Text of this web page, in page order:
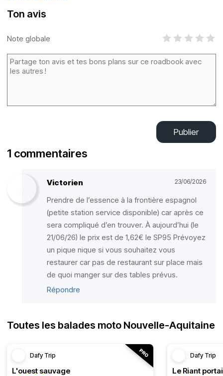
Ton avis
Note globale
Publier
1 commentaires
Victorien 23/06/2026
Prendre de l’essence à la frontière espagnol
(petite station service disponible) car après ce
sera compliqué d’en trouver. À aujourd’hui (le
21/06/26) le prix est de 1,62€ le SP95 Prévoyez
un pique nique si vous souhaitez vous
restaurer car pas de restaurant sur place mais
de quoi manger sur des tables prévus.
Répondre
Toutes les balades moto Nouvelle-Aquitaine
Dafy Trip
L'ouest sauvage
Dafy Trip
Le Riant